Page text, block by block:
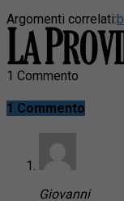
Argomenti correlati:
1 Commento
1 Commento
Giovanni